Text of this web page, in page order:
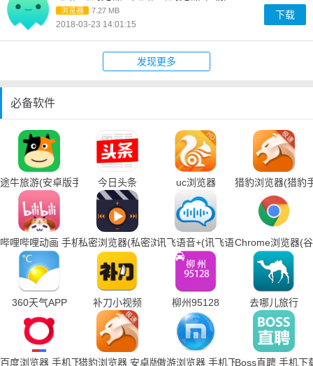
浏览器 7.27 MB
2018-03-23 14:01:15
下载
发现更多
必备软件
途牛旅游(安卓版手机下载)今日头条 uc浏览器 猎豹浏览器(猎豹
哔哩哔哩动画 手机下载私密浏览器(私密浏览器手机下载)讯飞语音+(讯飞语音输入法手机下
Chrome浏览器(
360天气APP 补刀小视频 柳州95128 去哪儿旅行
百度浏览器 手机下载猎豹浏览器 安卓版傲游浏览器 手机下载Boss直聘 手机下